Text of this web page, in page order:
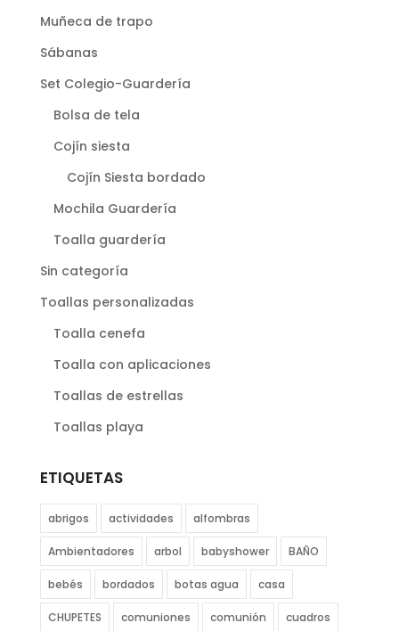
Muñeca de trapo
Sábanas
Set Colegio-Guardería
Bolsa de tela
Cojín siesta
Cojín Siesta bordado
Mochila Guardería
Toalla guardería
Sin categoría
Toallas personalizadas
Toalla cenefa
Toalla con aplicaciones
Toallas de estrellas
Toallas playa
ETIQUETAS
abrigos actividades alfombras
Ambientadores arbol babyshower BAÑO
bebés bordados botas agua casa
CHUPETES comuniones comunión cuadros